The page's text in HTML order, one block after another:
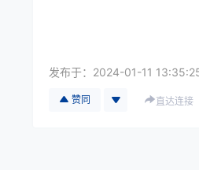
发布于： 2024-01-11
赞同 直达连接